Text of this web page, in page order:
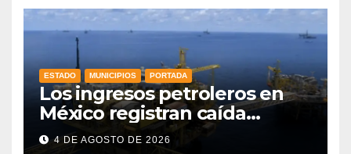
ESTADO MUNICIPIOS PORTADA
Los ingresos petroleros en
México registran caída
drástica en una década
4 DE AGOSTO DE 2026